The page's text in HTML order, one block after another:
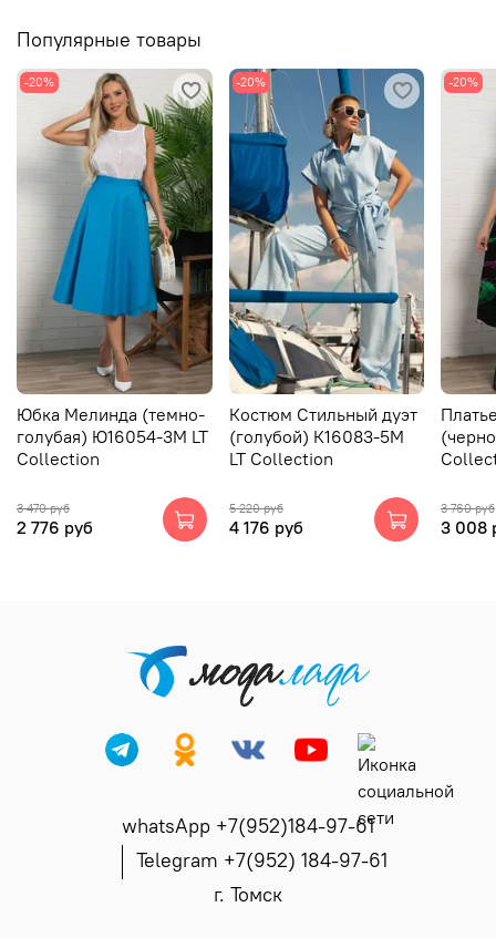
Популярные товары
-20%
Юбка Мелинда (темно-
голубая) Ю16054-3М LT
Collection
3 470 руб
2 776 руб
-20%
Костюм Стильный дуэт
(голубой) К16083-5М
LT Collection
5 220 руб
4 176 руб
-20%
3 760 руб
3 008
whatsApp +7(952)184-97-61
Telegram +7(952) 184-97-61
г. Томск